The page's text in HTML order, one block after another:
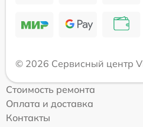
© 2026 Сервисный центр
Стоимость ремонта
Оплата и доставка
Контакты